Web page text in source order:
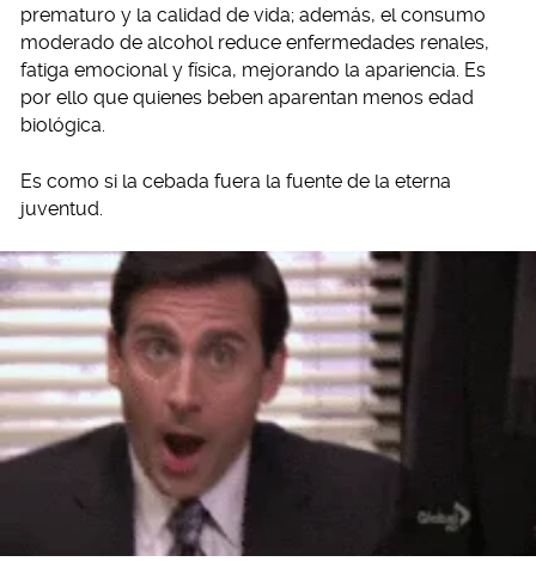
prematuro y la calidad de vida; además, el consumo
moderado de alcohol reduce enfermedades renales,
fatiga emocional y física, mejorando la apariencia. Es
por ello que quienes beben aparentan menos edad
biológica.
Es como si la cebada fuera la fuente de la eterna
juventud.